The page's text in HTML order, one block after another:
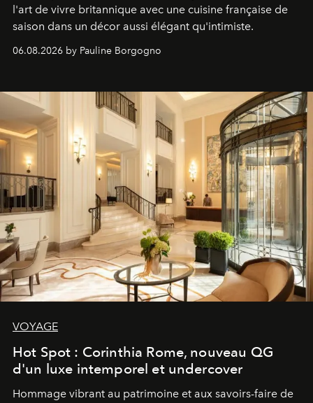
l'art de vivre britannique avec une cuisine française de
saison dans un décor aussi élégant qu'intimiste.
06.08.2026 by Pauline Borgogno
VOYAGE
Hot Spot : Corinthia Rome, nouveau QG
d'un luxe intemporel et undercover
Hommage vibrant au patrimoine et aux savoirs-faire de